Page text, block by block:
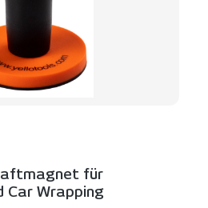
für
Car Wrapping